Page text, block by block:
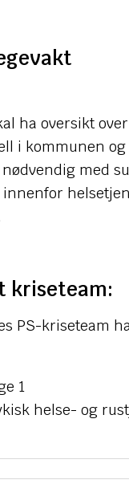
ha oversikt
i kommunen
med
kriseteam:
PS-kriseteam
1
helse- og